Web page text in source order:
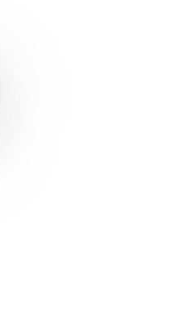
chatbot notification